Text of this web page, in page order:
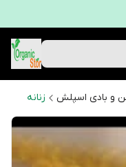
و بادی اسپلش زنانه